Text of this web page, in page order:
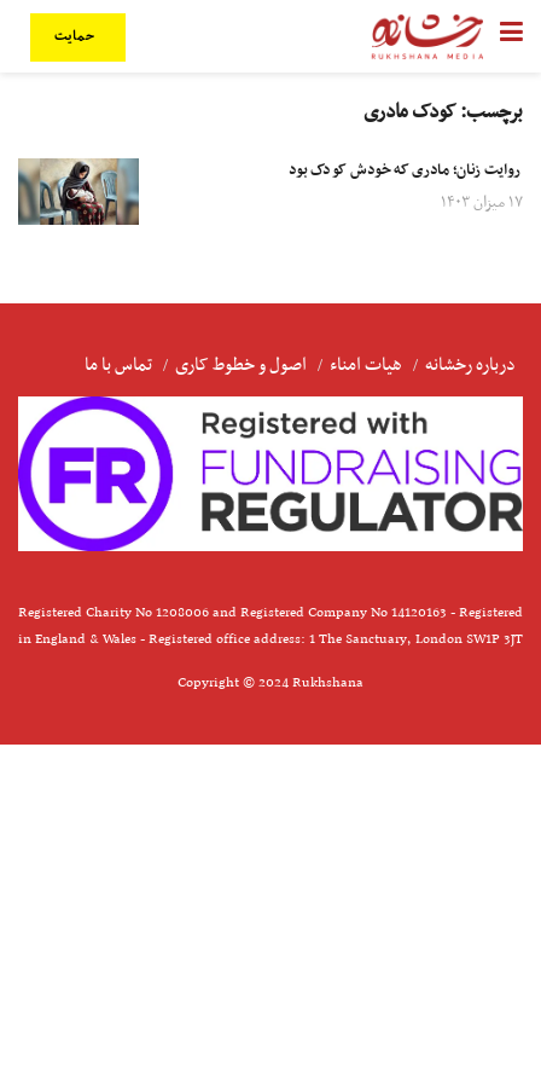
حمایت
برچسب:کودک مادری
روایت زنان؛ مادری که خودش کودک بود
۱۷ میزان ۱۴۰۳
درباره رخشانه هیات امناء اصول و خطوط کاری تماس با ما
Registered Charity No 1208006 and Registered Company No 14120163 - Registered
in England & Wales - Registered office address: 1 The Sanctuary, London SW1P 3JT
Copyright © 2024 Rukhshana